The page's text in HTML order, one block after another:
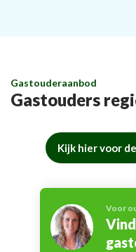
Gastouderaanbod
Gastouders
Kijk hier voor
Voor